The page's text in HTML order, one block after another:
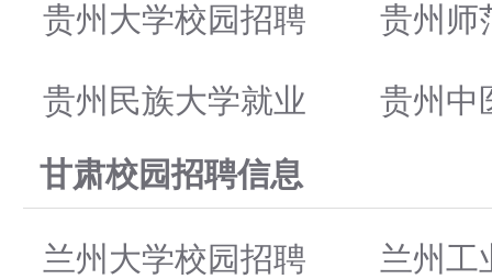
贵州大学校园招聘 贵州师
贵州民族大学就业 贵州中
甘肃校园招聘信息
兰州大学校园招聘 兰州工